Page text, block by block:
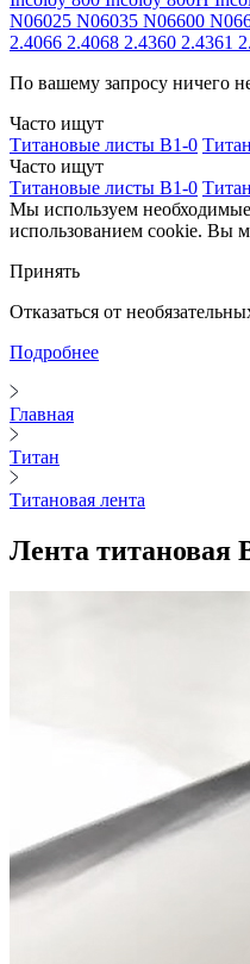
N06025 N06035 N06600
2.4066 2.4068 2.4360 2.4361
По вашему запросу ничего
Часто ищут
Титановые листы В1-0
Часто ищут
Титановые листы В1-0
Мы используем
использованием cookie. Вы
Принять
Отказаться от
Подробнее
Главная
Титан
Титановая лента
Лента титановая